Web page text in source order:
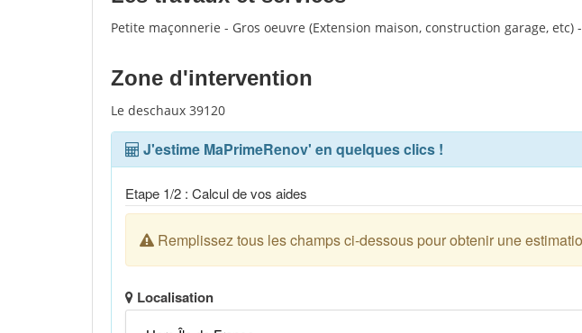
Petite maçonnerie - Gros oeuvre (Extension maison, construction garage, etc) -
Zone d'intervention
Le deschaux 39120